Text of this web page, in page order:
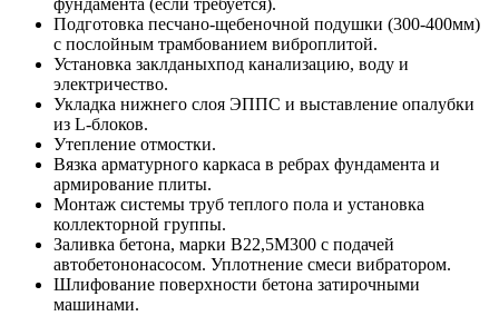
фундамента (если требуется).
Подготовка песчано-щебеночной подушки (300-400мм)
с послойным трамбованием виброплитой.
Установка заклданыхпод канализацию, воду и
электричество.
Укладка нижнего слоя ЭППС и выставление опалубки
из L-блоков.
Утепление отмостки.
Вязка арматурного каркаса в ребрах фундамента и
армирование плиты.
Монтаж системы труб теплого пола и установка
коллекторной группы.
Заливка бетона, марки В22,5М300 с подачей
автобетононасосом. Уплотнение смеси вибратором.
Шлифование поверхности бетона затирочными
машинами.